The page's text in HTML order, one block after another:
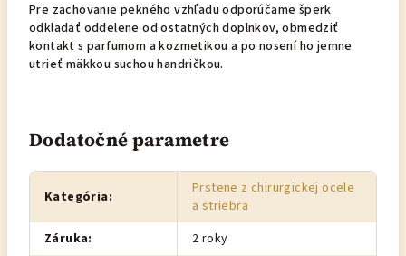
Pre zachovanie pekného vzhľadu odporúčame šperk
odkladať oddelene od ostatných doplnkov, obmedziť
kontakt s parfumom a kozmetikou a po nosení ho jemne
utrieť mäkkou suchou handričkou.
Dodatočné parametre
Kategória:
Prstene z chirurgickej ocele
a striebra
Záruka: 2 roky